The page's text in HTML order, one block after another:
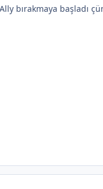
bırakmaya başladı